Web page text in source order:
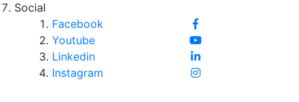
Social
Facebook
Youtube
Linkedin
Instagram